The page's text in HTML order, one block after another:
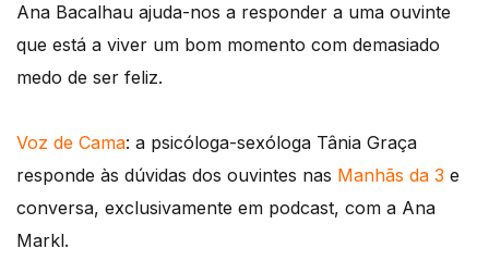
Ana Bacalhau ajuda-nos a responder a uma ouvinte
que está a viver um bom momento com demasiado
medo de ser feliz.
Voz de Cama: a psicóloga-sexóloga Tânia Graça
responde às dúvidas dos ouvintes nas Manhãs da 3 e
conversa, exclusivamente em podcast, com a Ana
Markl.